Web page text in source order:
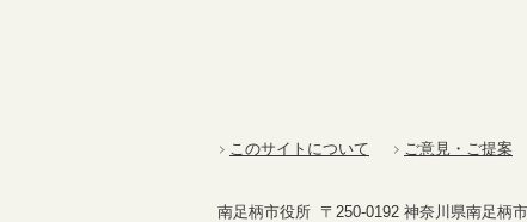
このサイトについて ご意見・ご提案
南足柄市役所 〒250-0192 神奈川県南足柄